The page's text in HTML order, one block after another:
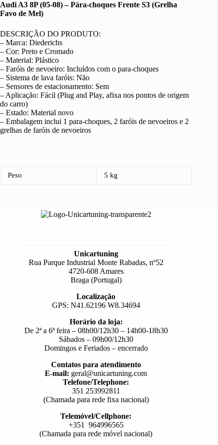
Audi A3 8P (05-08) – Pára-choques Frente S3 (Grelha
Favo de Mel)
DESCRIÇÃO DO PRODUTO:
– Marca: Diederichs
– Cor: Preto e Cromado
– Material: Plástico
– Faróis de nevoeiro: Incluídos com o para-choques
– Sistema de lava faróis: Não
– Sensores de estacionamento: Sem
– Aplicação: Fácil (Plug and Play, afixa nos pontos de origem
do carro)
– Estado: Material novo
– Embalagem inclui 1 para-choques, 2 faróis de nevoeiros e 2
grelhas de faróis de nevoeiros
Peso 5 kg
Unicartuning
Rua Parque Industrial Monte Rabadas, nº52
4720-608 Amares
Braga (Portugal)
Localização
GPS: N41.62196 W8.34694
Horário da loja:
De 2ª a 6ª feira – 08h00/12h30 – 14h00-18h30
Sábados – 09h00/12h30
Domingos e Feriados – encerrado
Contatos para atendimento
E-mail: geral@unicartuning.com
Telefone/Telephone:
351 253992811
(Chamada para rede fixa nacional)
Telemóvel/Cellphone:
+351 964996565
(Chamada para rede móvel nacional)